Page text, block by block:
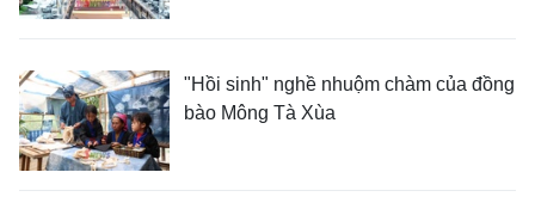
"Hồi sinh" nghề nhuộm chàm của đồng
bào Mông Tà Xùa